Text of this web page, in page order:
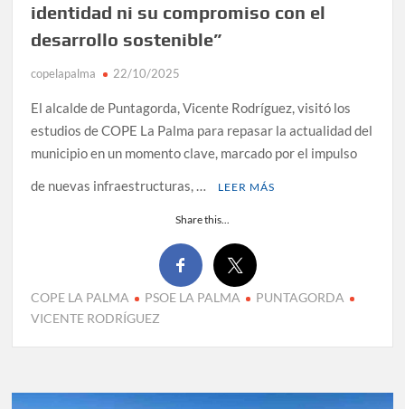
identidad ni su compromiso con el
desarrollo sostenible”
copelapalma 22/10/2025
El alcalde de Puntagorda, Vicente Rodríguez, visitó los
estudios de COPE La Palma para repasar la actualidad del
municipio en un momento clave, marcado por el impulso
de nuevas infraestructuras, …
LEER MÁS
Share this...
COPE LA PALMA PSOE LA PALMA
PUNTAGORDA
VICENTE RODRÍGUEZ